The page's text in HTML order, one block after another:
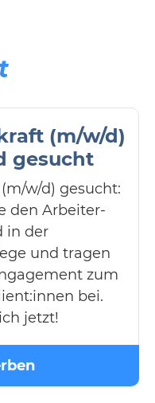
(m/w/d)
gesucht
w/d) gesucht:
den Arbeiter-
in der
und tragen
zum
bei.
jetzt!